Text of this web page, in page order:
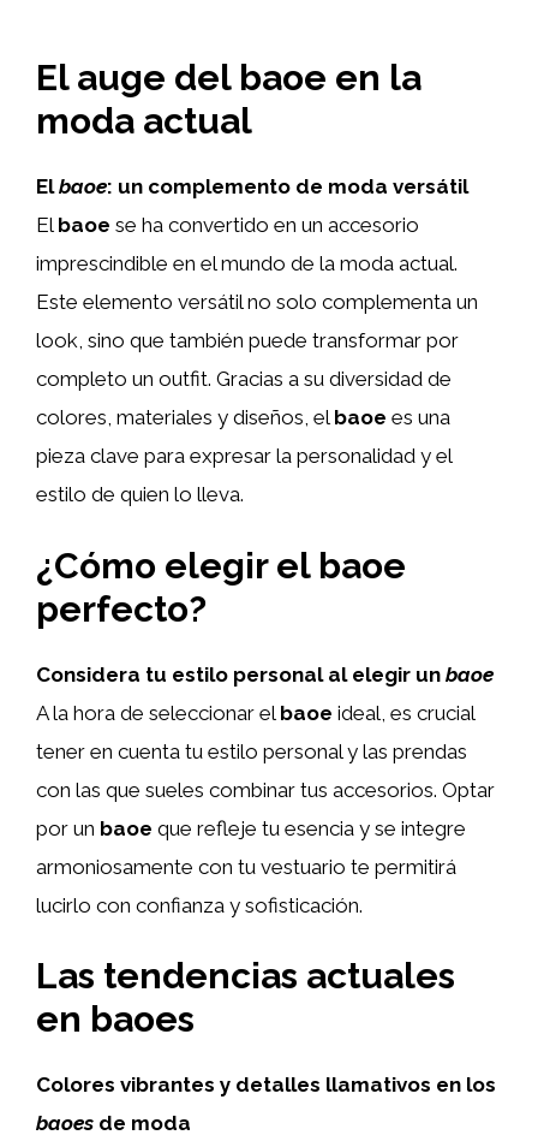
El auge del baoe en la
moda actual
Elbaoe: un complemento de moda versátil
El baoe se ha convertido en un accesorio
imprescindible en el mundo de la moda actual.
Este elemento versátil no solo complementa un
look, sino que también puede transformar por
completo un outfit. Gracias a su diversidad de
colores, materiales y diseños, el baoe es una
pieza clave para expresar la personalidad y el
estilo de quien lo lleva.
¿Cómo elegir el baoe
perfecto?
Considera tu estilo personal al elegir un baoe
A la hora de seleccionar el baoe ideal, es crucial
tener en cuenta tu estilo personal y las prendas
con las que sueles combinar tus accesorios. Optar
por un baoe que refleje tu esencia y se integre
armoniosamente con tu vestuario te permitirá
lucirlo con confianza y sofisticación.
Las tendencias actuales
en baoes
Colores vibrantes y detalles llamativos en los
baoes de moda